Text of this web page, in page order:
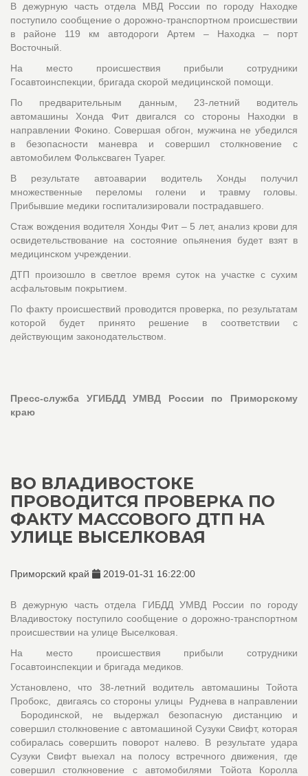
В дежурную часть отдела МВД России по городу Находке
поступило сообщение о дорожно-транспортном происшествии
в районе 119 км автодороги Артем – Находка – порт
Восточный.
На место происшествия прибыли сотрудники
Госавтоинспекции, бригада скорой медицинской помощи.
По предварительным данным, 23-летний водитель
автомашины Хонда Фит двигался со стороны Находки в
направлении Фокино. Совершая обгон, мужчина не убедился
в безопасности маневра и совершил столкновение с
автомобилем Фольксваген Туарег.
В результате автоаварии водитель Хонды получил
множественные переломы голени и травму головы.
Прибывшие медики госпитализировали пострадавшего.
Стаж вождения водителя Хонды Фит – 5 лет, анализ крови для
освидетельствование на состояние опьянения будет взят в
медицинском учреждении.
ДТП произошло в светлое время суток на участке с сухим
асфальтовым покрытием.
По факту происшествий проводится проверка, по результатам
которой будет принято решение в соответствии с
действующим законодательством.
Пресс-служба УГИБДД УМВД России по Приморскому
краю
ВО ВЛАДИВОСТОКЕ
ПРОВОДИТСЯ ПРОВЕРКА ПО
ФАКТУ МАССОВОГО ДТП НА
УЛИЦЕ ВЫСЕЛКОВАЯ
Приморский край 2019-01-31 16:22:00
В дежурную часть отдела ГИБДД УМВД России по городу
Владивостоку поступило сообщение о дорожно-транспортном
происшествии на улице Выселковая.
На место происшествия прибыли сотрудники
Госавтоинспекции и бригада медиков.
Установлено, что 38-летний водитель автомашины Тойота
Пробокс, двигаясь со стороны улицы Руднева в направлении
Бородинской, не выдержал безопасную дистанцию и
совершил столкновение с автомашиной Сузуки Свифт, которая
собиралась совершить поворот налево. В результате удара
Сузуки Свифт выехал на полосу встречного движения, где
совершил столкновение с автомобилями Тойота Королла